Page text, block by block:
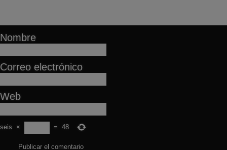
Nombre
Correo electrónico
Web
seis × = 48